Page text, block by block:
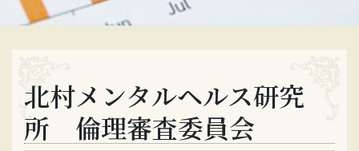
北村メンタルヘルス研究
所 倫理審査委員会